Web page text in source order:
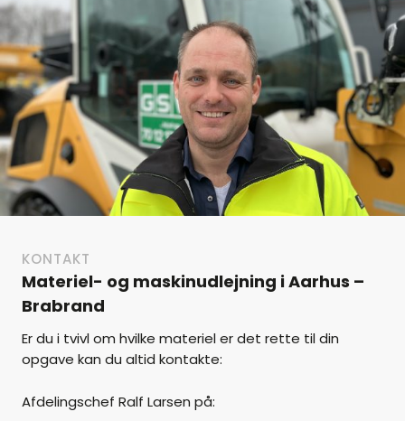
KONTAKT
Materiel- og maskinudlejning i Aarhus –
Brabrand
Er du i tvivl om hvilke materiel er det rette til din
opgave kan du altid kontakte:
Afdelingschef Ralf Larsen på: